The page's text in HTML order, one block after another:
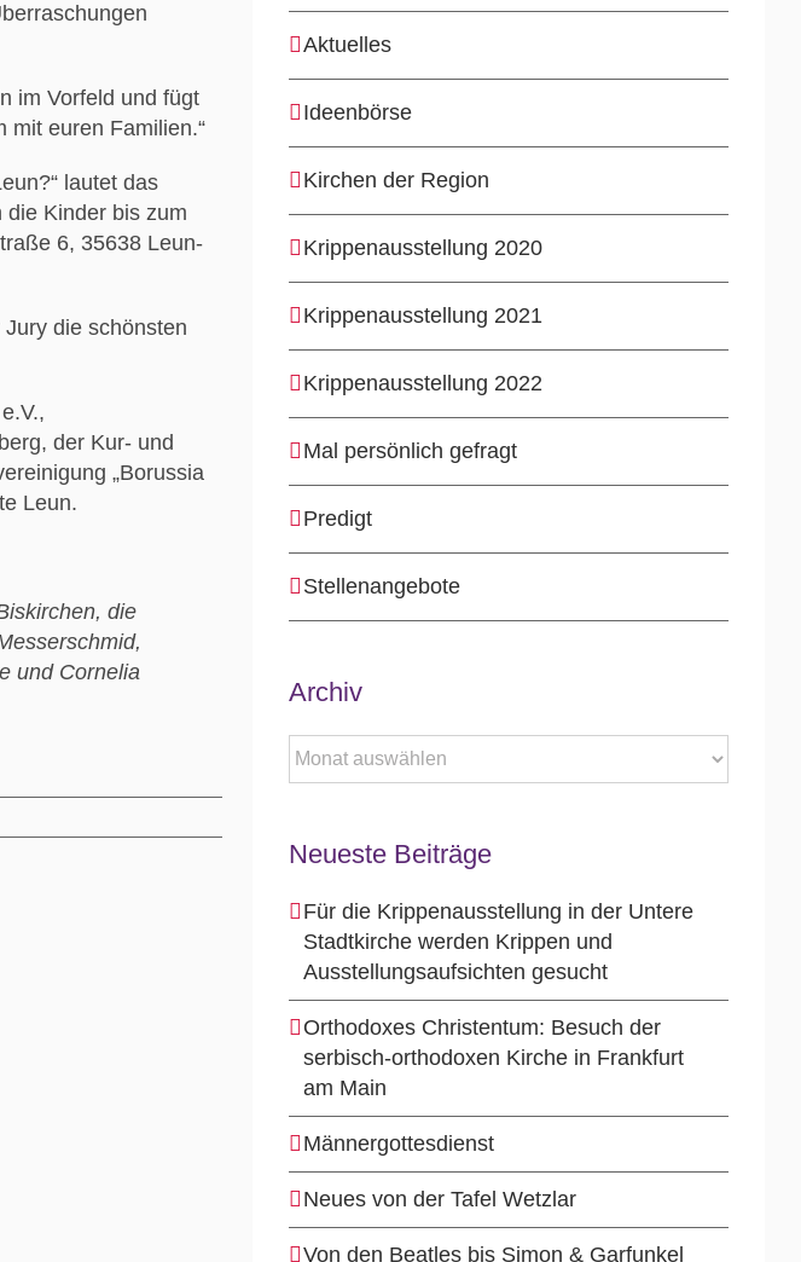
im Vorfeld und fügt
mit euren Familien.“
lautet das
die Kinder bis zum
6, 35638 Leun-
die schönsten
der Kur- und
„Borussia
Leun.
die
und Cornelia
Aktuelles
Ideenbörse
Kirchen der Region
Krippenausstellung 2020
Krippenausstellung 2021
Krippenausstellung 2022
Mal persönlich gefragt
Predigt
Stellenangebote
Archiv
Archiv
Neueste Beiträge
Für die Krippenausstellung in der Untere
Stadtkirche werden Krippen und
Ausstellungsaufsichten gesucht
Orthodoxes Christentum: Besuch der
serbisch-orthodoxen Kirche in Frankfurt
am Main
Männergottesdienst
Neues von der Tafel Wetzlar
Von den Beatles bis Simon & Garfunkel